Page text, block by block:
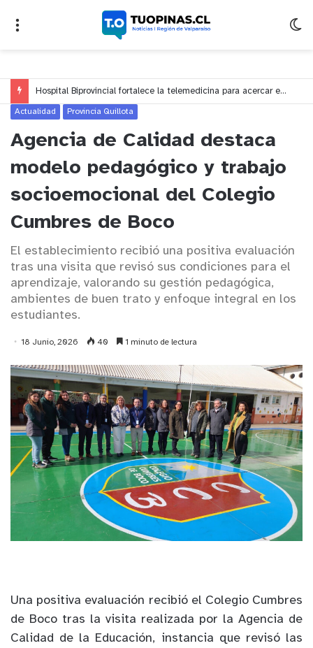
Invitan a estudiantes y vecinos a escribir las historias que dan vida a Quillota
Actualidad Provincia Quillota
Agencia de Calidad destaca
modelo pedagógico y trabajo
socioemocional del Colegio
Cumbres de Boco
El establecimiento recibió una positiva evaluación
tras una visita que revisó sus condiciones para el
aprendizaje, valorando su gestión pedagógica,
ambientes de buen trato y enfoque integral en los
estudiantes.
18 Junio, 2026 40 1 minuto de lectura
Una positiva evaluación recibió el Colegio Cumbres
de Boco tras la visita realizada por la Agencia de
Calidad de la Educación, instancia que revisó las